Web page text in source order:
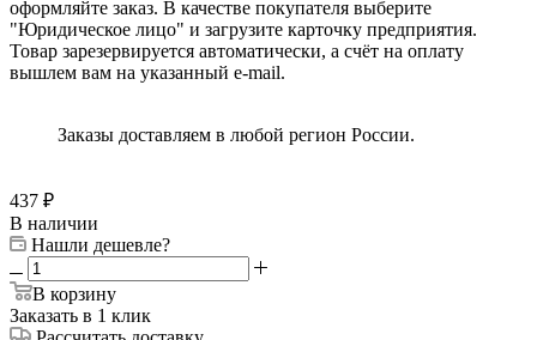
оформляйте заказ. В качестве покупателя выберите
"Юридическое лицо" и загрузите карточку предприятия.
Товар зарезервируется автоматически, а счёт на оплату
вышлем вам на указанный e-mail.
Заказы доставляем в любой регион России.
437 ₽
В наличии
Нашли дешевле?
В корзину
Заказать в 1 клик